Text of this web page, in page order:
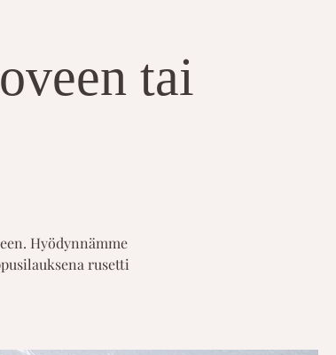
tai
Hyödynnämme
rusetti